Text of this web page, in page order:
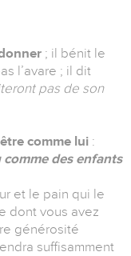
; il bénit le
l’avare ; il dit
pas de son
comme lui :
des enfants
et le pain qui le
dont vous avez
générosité
suffisamment